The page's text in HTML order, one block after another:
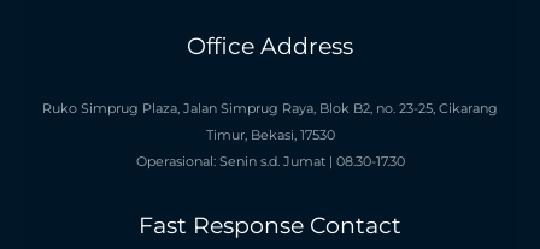
Office Address
Ruko Simprug Plaza, Jalan Simprug Raya, Blok B2, no. 23-25, Cikarang
Timur, Bekasi, 17530
Operasional: Senin s.d. Jumat | 08.30-17.30
Fast Response Contact